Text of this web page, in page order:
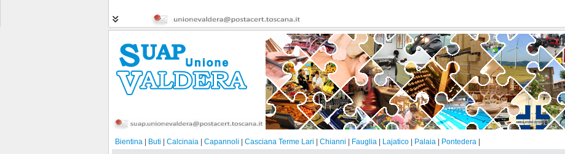
Bientina Buti Calcinaia Capannoli Casciana Terme Lari Chianni Fauglia Lajatico Palaia Pontedera